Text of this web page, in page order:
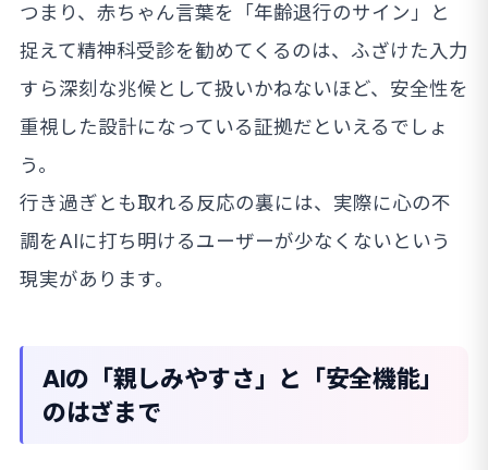
つまり、赤ちゃん言葉を「年齢退行のサイン」と
捉えて精神科受診を勧めてくるのは、ふざけた入力
すら深刻な兆候として扱いかねないほど、安全性を
重視した設計になっている証拠だといえるでしょ
う。
行き過ぎとも取れる反応の裏には、実際に心の不
調をAIに打ち明けるユーザーが少なくないという
現実があります。
AIの「親しみやすさ」と「安全機能」
のはざまで